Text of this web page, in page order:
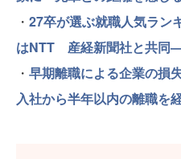
・ 27卒が選ぶ就職人気ラン
はNTT 産経新聞社と共同
・ 早期離職による企業の
入社から半年以内の離職を